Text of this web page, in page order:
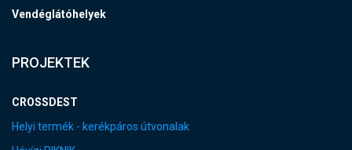
Vendéglátóhelyek
PROJEKTEK
CROSSDEST
Helyi termék - kerékpáros útvonalak